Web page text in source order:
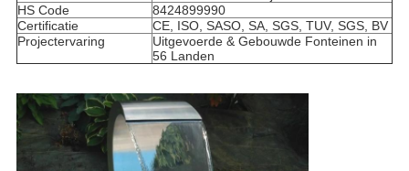
HS Code
8424899990
Certificatie
CE, ISO, SASO, SA, SGS, TUV, SGS, BV
Projectervaring
Uitgevoerde & Gebouwde Fonteinen in
56 Landen